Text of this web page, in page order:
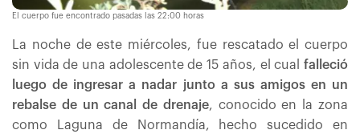
El cuerpo fue encontrado pasadas las 22:00 horas
La noche de este miércoles, fue rescatado el cuerpo
sin vida de una adolescente de 15 años, el cual
falleció
luego de ingresar a nadar junto a sus amigos en un
rebalse de un canal de drenaje, conocido en la zona
como Laguna de Normandía, hecho sucedido en